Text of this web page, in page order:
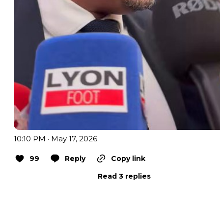
10:10 PM · May 17, 2026
99 Reply
Copy link
Read 3 replies